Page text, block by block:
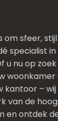
om sfeer,
specialist
u nu op
kantoor –
van de
en ontdek